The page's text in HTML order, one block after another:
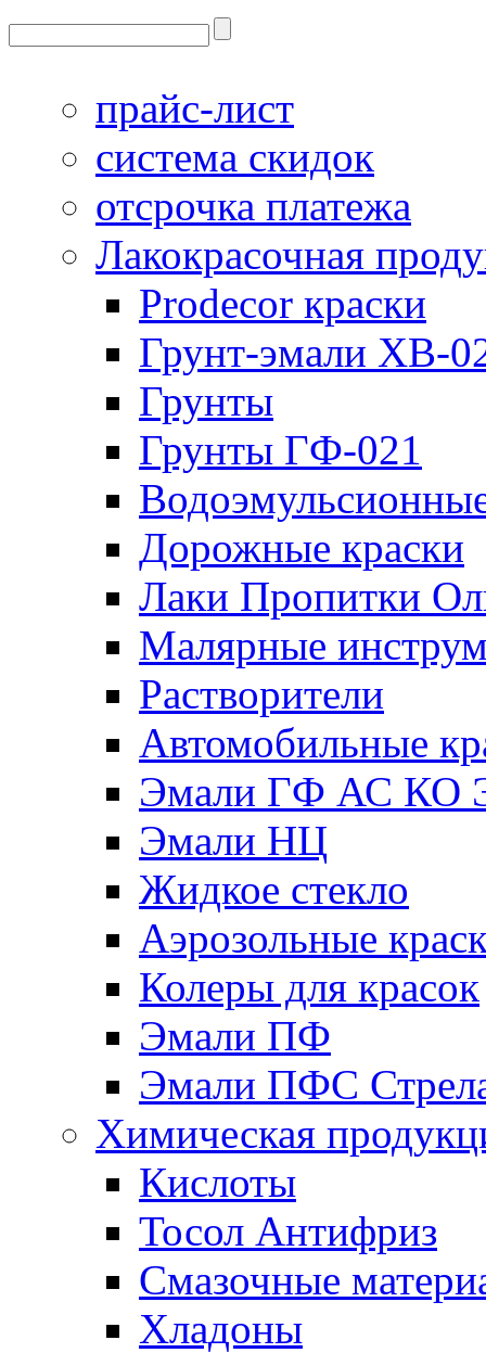
прайс-лист
система скидок
отсрочка платежа
Лакокрасочная
Prodecor краски
Грунт-эмали ХВ-
Грунты
Грунты ГФ-021
Дорожные краски
Лаки Пропитки
Малярные
Растворители
Автомобильные
Эмали ГФ АС КО
Эмали НЦ
Жидкое стекло
Аэрозольные
Колеры для красок
Эмали ПФ
Эмали ПФС
Химическая
Кислоты
Тосол Антифриз
Смазочные
Хладоны